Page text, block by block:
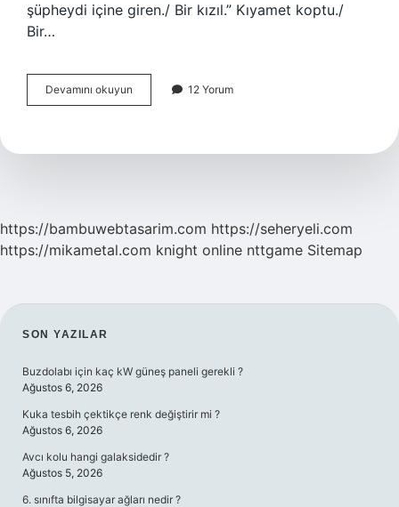
şüpheydi içine giren./ Bir kızıl.” Kıyamet koptu./
Bir…
Devamını okuyun Dirayetli
Olmak
12 Yorum
https://bambuwebtasarim.com https://seheryeli.com
https://mikametal.com knight online nttgame Sitemap
SIDEBAR
SON YAZILAR
Buzdolabı için kaç kW güneş paneli gerekli ?
Ağustos 6, 2026
Kuka tesbih çektikçe renk değiştirir mi ?
Ağustos 6, 2026
Avcı kolu hangi galaksidedir ?
Ağustos 5, 2026
6. sınıfta bilgisayar ağları nedir ?